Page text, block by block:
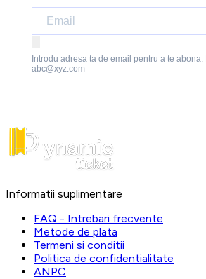
Introdu adresa ta de email pentru a te abona.
abc@xyz.com
Informatii suplimentare
FAQ - Intrebari frecvente
Metode de plata
Termeni si conditii
Politica de confidentialitate
ANPC